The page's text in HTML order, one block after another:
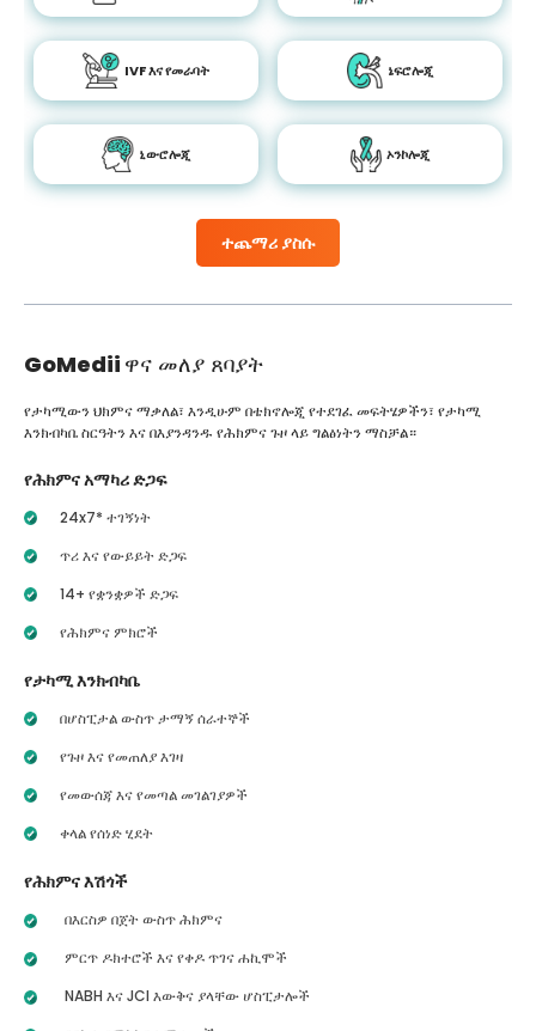
ተጨማሪ ያስሱ
IVF እና የመራባት ኔፍሮሎጂ
ኒውሮሎጂ ኦንኮሎጂ
GoMedii ዋና መለያ ጸባያት
የታካሚውን ህክምና ማቃለል፣ እንዲሁም በቴክኖሎጂ የተደገፈ መፍትሄዎችን፣ የታካሚ
እንክብካቤ ስርዓትን እና በእያንዳንዱ የሕክምና ጉዞ ላይ ግልፅነትን ማስቻል።
የሕክምና አማካሪ ድጋፍ
24x7* ተገኝነት
ጥሪ እና የውይይት ድጋፍ
14+ የቋንቋዎች ድጋፍ
የሕክምና ምክሮች
የታካሚ እንክብካቤ
በሆስፒታል ውስጥ ታማኝ ሰራተኞች
የጉዞ እና የመጠለያ እገዛ
የመውሰጃ እና የመጣል መገልገያዎች
ቀላል የሰነድ ሂደት
የሕክምና እሽጎች
በእርስዎ በጀት ውስጥ ሕክምና
ምርጥ ዶክተሮች እና የቀዶ ጥገና ሐኪሞች
NABH እና JCI እውቅና ያላቸው ሆስፒታሎች